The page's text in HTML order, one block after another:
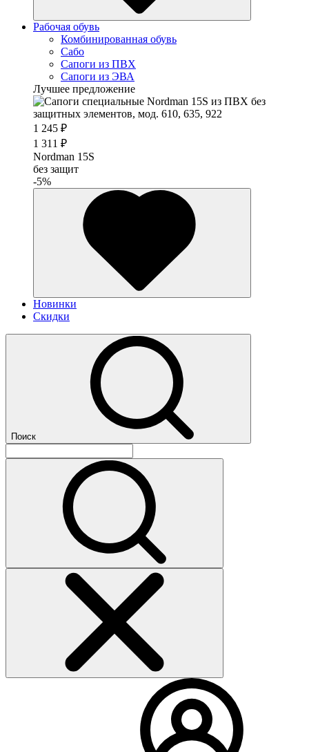
Рабочая обувь
Комбинированная обувь
Сабо
Сапоги из ПВХ
Сапоги из ЭВА
Лучшее предложение
1 245 ₽
1 311 ₽
Nordman 15S
без защит
-5%
Новинки
Скидки
Поиск